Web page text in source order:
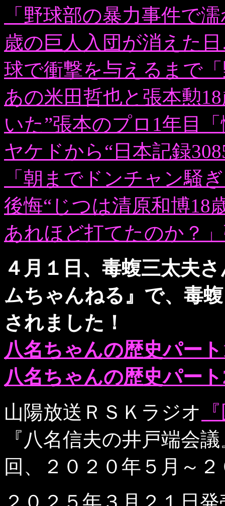
「野球部の暴力事件で
歳の巨人入団が消えた
球で衝撃を与えるまで
あの米田哲也と張本勲
いた”張本のプロ1年目
ヤケドから“日本記録
「朝までドンチャン騒
後悔“じつは清原和博18
あれほど打てたのか？
４月１日、毒蝮三太夫
ムちゃんねる』で、毒
されました！
八名ちゃんの歴史パー
八名ちゃんの歴史パー
山陽放送ＲＳＫラジオ
『八名信夫の井戸端会
回、２０２０年５月～